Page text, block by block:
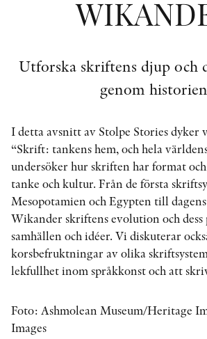
PEER
Utforska skriftens djup och
genom
I detta avsnitt av Stolpe Stories dyker
“Skrift: tankens hem, och hela
undersöker hur skriften har format
tanke och kultur. Från de första
Mesopotamien och Egypten till
Wikander skriftens evolution och dess
samhällen och idéer. Vi diskuterar
korsbefruktningar av olika
lekfullhet inom språkkonst och att
Foto: Ashmolean Museum/Heritage
Images